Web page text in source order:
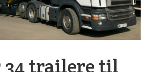
34 trailere til